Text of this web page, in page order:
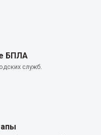
БПЛА
служб.